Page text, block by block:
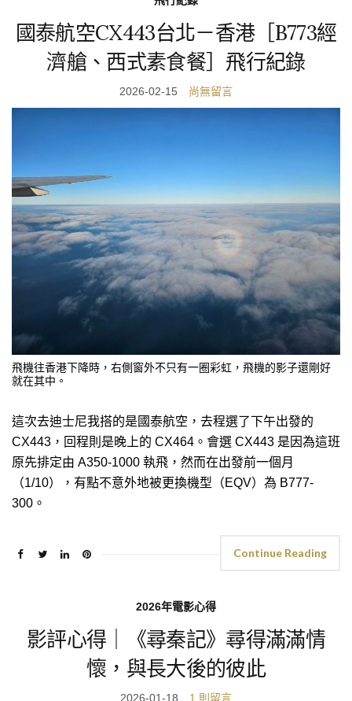
飛行紀錄
國泰航空CX443台北－香港［B773經
濟艙、西式素食餐］飛行紀錄
尚無留言
飛機往香港下降時，右側窗外不只有一圈彩虹，飛機的影子還剛好
就在其中。
這次去迪士尼我搭的是國泰航空，去程選了下午出發的
CX443，回程則是晚上的 CX464。會選 CX443 是因為這班
原先排定由 A350-1000 執飛，然而在出發前一個月
（1/10），有點不意外地被更換機型（EQV）為 B777-
Continue Reading
2026年電影心得
影評心得｜《尋秦記》尋得滿滿情
懷，與長大後的彼此